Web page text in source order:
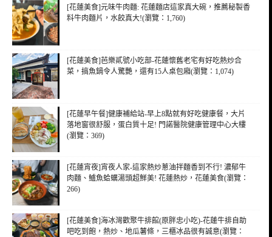
[花蓮美食]元味牛肉麵: 花蓮麵店這家真大碗，推薦秘製香
料牛肉麵片，水餃真大!(瀏覽：1,760)
[花蓮美食]芭樂貳號小吃部-花蓮懷舊老宅有好吃熱炒合
菜，搞魚鍋令人驚艷，還有15人桌包廂(瀏覽：1,074)
[花蓮早午餐]健康補給站-早上8點就有好吃健康餐，大片
落地窗很舒服，蛋白質十足! 門諾醫院健康管理中心大樓
(瀏覽：369)
[花蓮宵夜]宵夜人家-這家熱炒蔥油拌麵香到不行! 濃郁牛
肉麵、鱸魚蛤蠣湯頭超鮮美! 花蓮熱炒，花蓮美食(瀏覽：
266)
[花蓮美食]海冰灣歡聚牛排館(原胖忠小吃)-花蓮牛排自助
吧吃到飽，熱炒、地瓜薯條，三櫃冰品很有誠意(瀏覽：